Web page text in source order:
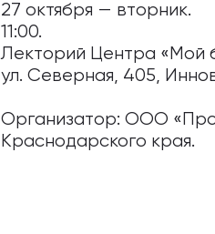
27 октября — вторник.
11:00.
Лекторий Центра «Мой
ул. Северная, 405,
Организатор: ООО
Краснодарского края.